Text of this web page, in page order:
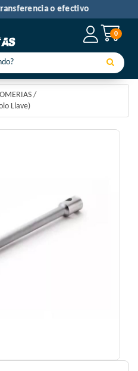
0
transferencia o efectivo
/
Llave)